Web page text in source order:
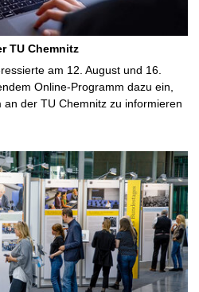
TU Chemnitz
am 12. August und 16.
Online-Programm dazu ein,
der TU Chemnitz zu informieren